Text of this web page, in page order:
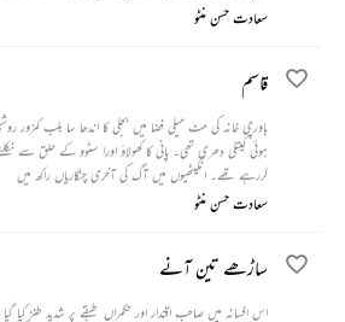
مالک مکان کے پاس گیا تو اس نے اس کی بات سنے بغیر ہی
سعادت حسن منٹو
قاسم
باورچی خانہ کی مٹ میلی فضا میں بجلی کا اندھا سا بلب کمزور
ہوئی کیتلی دھری تھی۔ پانی کا کھولاؤ اورا سٹوو کے حلق سے
کررہے تھے۔ انگیٹھیوں میں آگ کی آخری چنگاریاں راکھ میں
سعادت حسن منٹو
ساڑھے تین آنے
اس افسانہ میں صاحب اقتدار اور حکمراں طبقے پر شدید طنز